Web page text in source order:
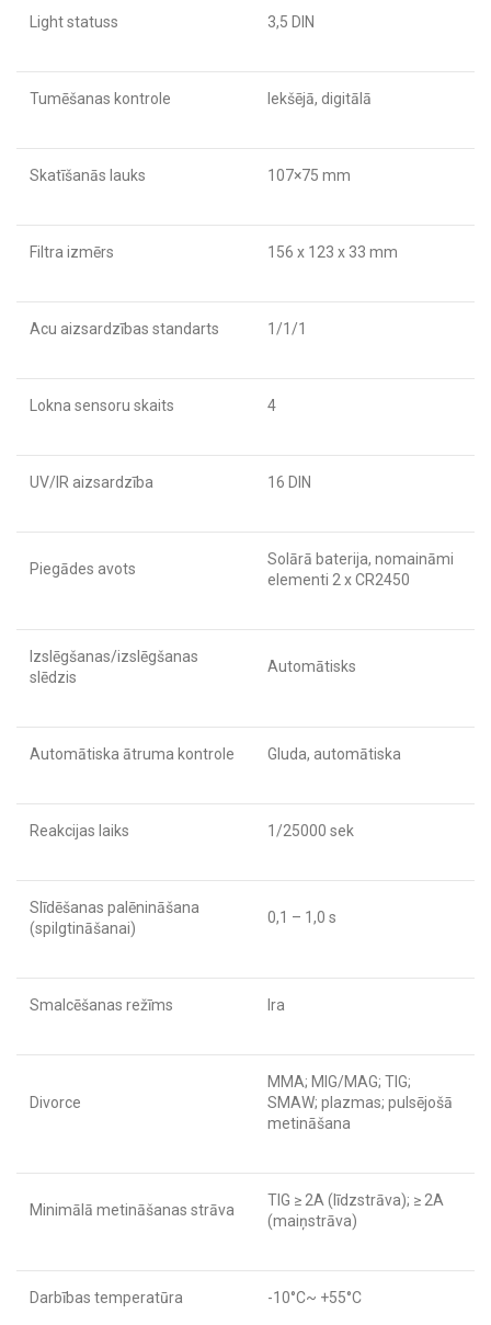
Light statuss 3,5 DIN
Tumēšanas kontrole Iekšējā, digitālā
Skatīšanās lauks 107×75 mm
Filtra izmērs 156 x 123 x 33 mm
Acu aizsardzības standarts 1/1/1
Lokna sensoru skaits 4
UV/IR aizsardzība 16 DIN
Piegādes avots
Solārā baterija, nomaināmi
elementi 2 x CR2450
Izslēgšanas/izslēgšanas
slēdzis
Automātisks
Automātiska ātruma kontrole Gluda, automātiska
Reakcijas laiks 1/25000 sek
Slīdēšanas palēnināšana
(spilgtināšanai)
0,1 – 1,0 s
Smalcēšanas režīms Ira
Divorce
MMA; MIG/MAG; TIG;
SMAW; plazmas; pulsējošā
metināšana
Minimālā metināšanas strāva
TIG ≥ 2A (līdzstrāva); ≥ 2A
(maiņstrāva)
Darbības temperatūra -10°C~ +55°C